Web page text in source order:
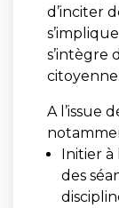
d’inciter
s’intègre
citoyenne.
A l’issue
Initier à
des